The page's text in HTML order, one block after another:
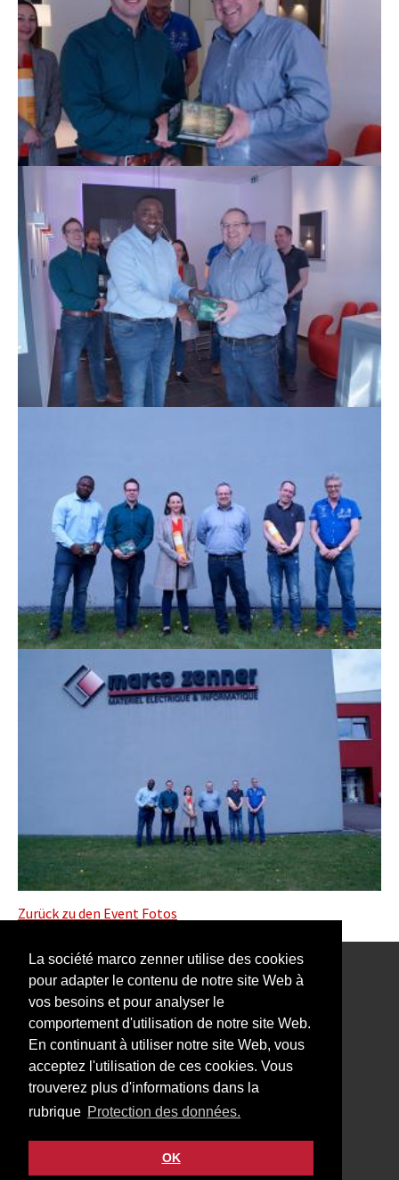
La société marco zenner utilise des cookies
pour adapter le contenu de notre site Web à
vos besoins et pour analyser le
comportement d'utilisation de notre site Web.
En continuant à utiliser notre site Web, vous
acceptez l'utilisation de ces cookies. Vous
trouverez plus d'informations dans la
rubrique Protection des données.
OK
Zurück zu den Event Fotos
Notre Newsletter vous intéresse?
Impressum
Protection des données
Contact